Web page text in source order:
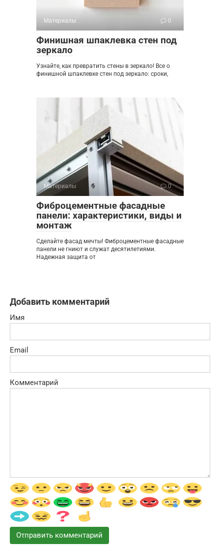
Материалы 0
Финишная шпаклевка стен под
зеркало
Узнайте, как превратить стены в зеркало! Все о
финишной шпаклевке стен под зеркало: сроки,
Материалы 0
Фиброцементные фасадные
панели: характеристики, виды и
монтаж
Сделайте фасад мечты! Фиброцементные фасадные
панели не гниют и служат десятилетиями.
Надежная защита от
Добавить комментарий
Имя
Email
Комментарий